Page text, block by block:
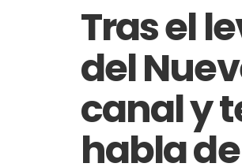
Tras el
del
canal y
habla